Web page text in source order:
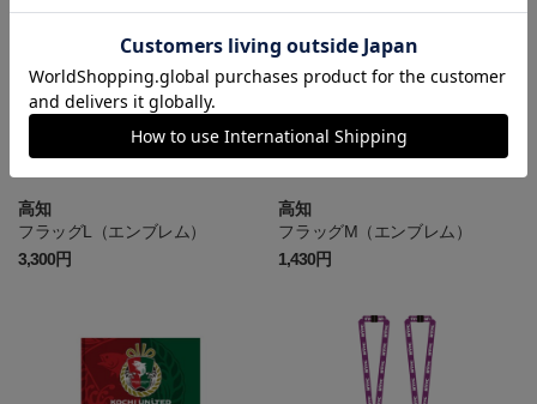
高知
フラッグL（エンブレム）
3,300円
高知
フラッグM（エンブレム）
1,430円